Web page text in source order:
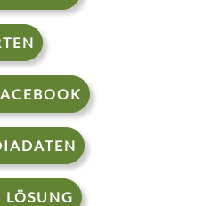
LÖSUNG